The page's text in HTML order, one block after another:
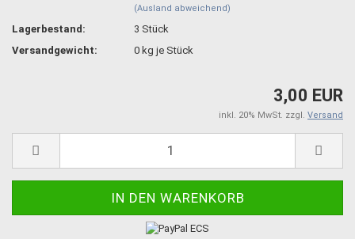
(Ausland abweichend)
Lagerbestand: 3 Stück
Versandgewicht:
0 kg je Stück
3,00 EUR
inkl. 20% MwSt. zzgl. Versand